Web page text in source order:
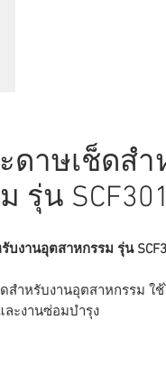
ะดาษเช็ดส
รุ่น
บงานอุตสาหกรรม รุ่น
สำหรับงานอุตสาหกรรม ใ
ละงานซ่อมบำรุง